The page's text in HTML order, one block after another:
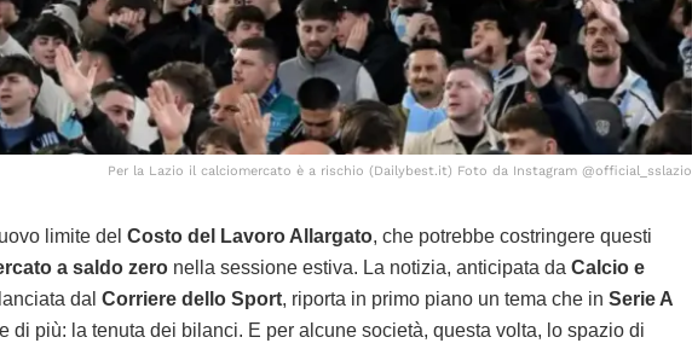
Per la Lazio il calciomercato è a rischio (Dailybest.it) Foto da Instagram @official_sslazio
limite del Costo del Lavoro Allargato, che potrebbe costringere questi
a saldo zero nella sessione estiva. La notizia, anticipata da Calcio e
dal Corriere dello Sport, riporta in primo piano un tema che in Serie A
di più: la tenuta dei bilanci. E per alcune società, questa volta, lo spazio di